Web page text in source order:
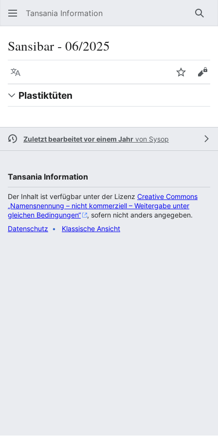
Tansania Information
Sansibar ‐ 06/2025
Sprache
Plastiktüten
Zuletzt bearbeitet vor einem Jahr von Sysop
Tansania Information
Der Inhalt ist verfügbar unter der Lizenz Creative Commons
„Namensnennung – nicht kommerziell – Weitergabe unter
gleichen Bedingungen“
, sofern nicht anders angegeben.
Datenschutz
Klassische Ansicht